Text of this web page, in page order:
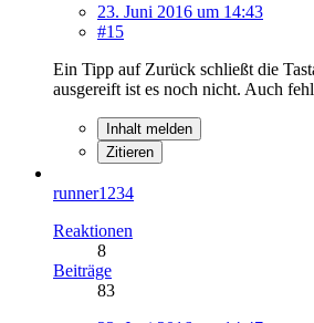
23. Juni 2016 um 14:43
#15
Ein Tipp auf Zurück schließt die
ausgereift ist es noch nicht. Auch
Inhalt melden
Zitieren
runner1234
Reaktionen
8
Beiträge
83